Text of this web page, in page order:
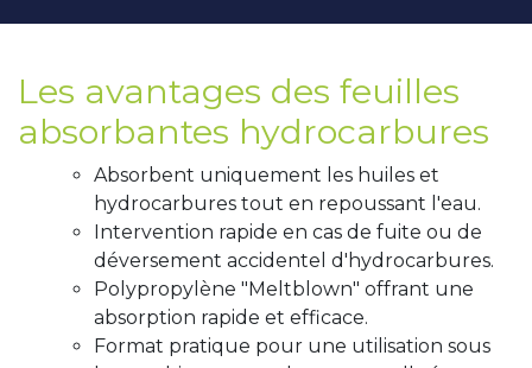
Les avantages des feuilles
absorbantes hydrocarbures
Absorbent uniquement les huiles et
hydrocarbures tout en repoussant l'eau.
Intervention rapide en cas de fuite ou de
déversement accidentel d'hydrocarbures.
Polypropylène "Meltblown" offrant une
absorption rapide et efficace.
Format pratique pour une utilisation sous